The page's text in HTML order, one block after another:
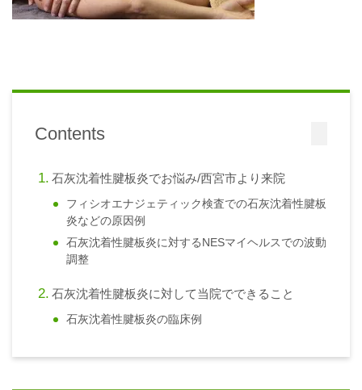
Contents
石灰沈着性腱板炎でお悩み/西宮市より来院
フィシオエナジェティック検査での石灰沈着性腱板
炎などの原因例
石灰沈着性腱板炎に対するNESマイヘルスでの波動
調整
石灰沈着性腱板炎に対して当院でできること
石灰沈着性腱板炎の臨床例